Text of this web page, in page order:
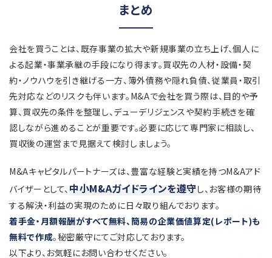
まとめ
会社を買うことは、既存事業の拡大や新規事業の立ち上げ、個人に
よる起業・事業承継の手段になり得ます。買収先の人材・設備・契
約・ノウハウを引き継げる一方、簿外債務や隠れ負債、従業員・取引
先対応などのリスクも伴います。M&Aで会社を買う際は、目的や予
算、買収先の条件を整理し、デューデリジェンスや契約手続きを確
認しながら進めることが重要です。必要に応じて専門家に相談し、
買収後の運営まで見据えて検討しましょう。
M&Aキャピタルパートナーズは、豊富な経験と実績を持つM&Aアド
バイザーとして、 中小M&Aガイドラインを遵守し、お客様の期待
する解決・利益の実現のために日々取り組んでおります。
着手金・月額報酬がすべて無料、簡易の企業価値算定(レポート)も
無料で作成。秘密厳守にてご対応しております。
以下より、お気軽にお問い合わせください。